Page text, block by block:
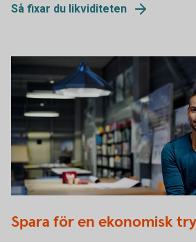
Så fixar du likviditeten
Spara för en ekonomisk